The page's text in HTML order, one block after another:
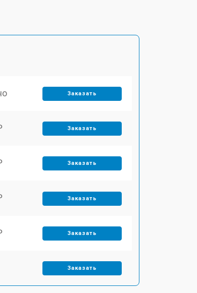
Заказать
Заказать
Заказать
Заказать
Заказать
Заказать